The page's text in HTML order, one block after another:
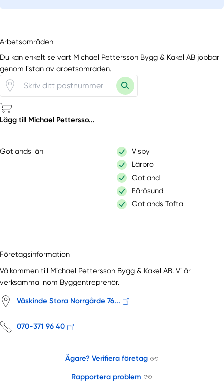
Arbetsområden
Du kan enkelt se vart Michael Pettersson Bygg & Kakel AB jobbar
genom listan av arbetsområden.
Lägg till Michael Pettersso...
Gotlands län
Visby
Lärbro
Gotland
Fårösund
Gotlands Tofta
Företagsinformation
Välkommen till Michael Pettersson Bygg & Kakel AB. Vi är
verksamma inom Byggentreprenör.
Väskinde Stora Norrgårde 76...
070-371 96 40
Ägare? Verifiera företag
Rapportera problem